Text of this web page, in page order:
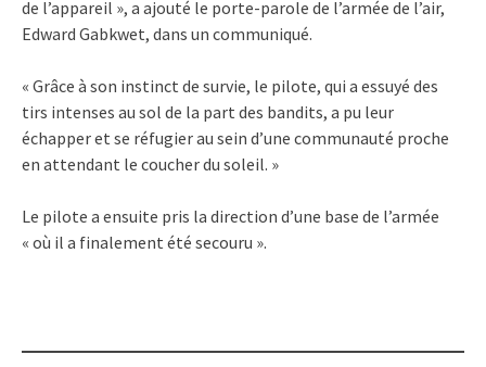
de l’appareil », a ajouté le porte-parole de l’armée de l’air,
Edward Gabkwet, dans un communiqué.
« Grâce à son instinct de survie, le pilote, qui a essuyé des
tirs intenses au sol de la part des bandits, a pu leur
échapper et se réfugier au sein d’une communauté proche
en attendant le coucher du soleil. »
Le pilote a ensuite pris la direction d’une base de l’armée
« où il a finalement été secouru ».